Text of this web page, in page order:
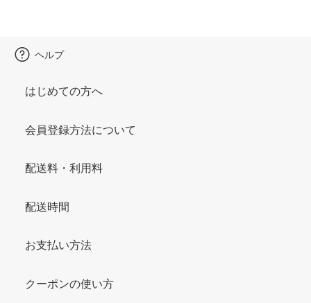
ヘルプ
はじめての方へ
会員登録方法について
配送料・利用料
配送時間
お支払い方法
クーポンの使い方